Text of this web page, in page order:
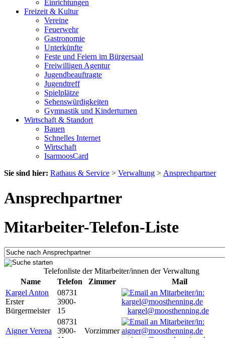
Einrichtungen
Freizeit & Kultur
Vereine
Feuerwehr
Gastronomie
Unterkünfte
Feste und Feiern im Bürgersaal
Freiwilligen Agentur
Jugendbeauftragte
Jugendtreff
Spielplätze
Sehenswürdigkeiten
Gymnastik und Kinderturnen
Wirtschaft & Standort
Bauen
Schnelles Internet
Wirtschaft
IsarmoosCard
Sie sind hier: Rathaus & Service > Verwaltung > Ansprechpartner
Ansprechpartner
Mitarbeiter-Telefon-Liste
Telefonliste der Mitarbeiter/innen der Verwaltung
Name
Telefon Zimmer
Mail
Kargel Anton
Erster
Bürgermeister
08731
3900-
15
kargel@moosthenning.de
Aigner Verena
08731
3900-
Vorzimmer